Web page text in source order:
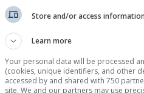
Store and/or access
Learn more
Your personal data will be processed
(cookies, unique identifiers, and other
accessed by and shared with 750
site. We and our partners may use